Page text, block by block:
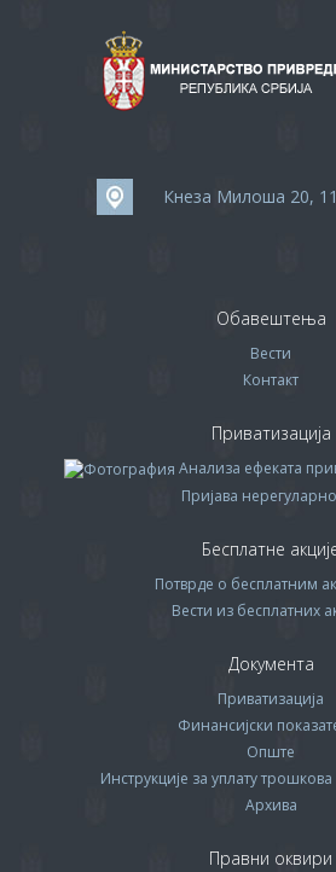
Кнеза Милоша 20,
Обавештења
Вести
Контакт
Приватизација
Анализа ефеката
Пријава
Бесплатне
Потврде о бесплатним
Вести из бесплатних
Документа
Приватизација
Финансијски
Опште
Инструкције за уплату
Архива
Правни оквири